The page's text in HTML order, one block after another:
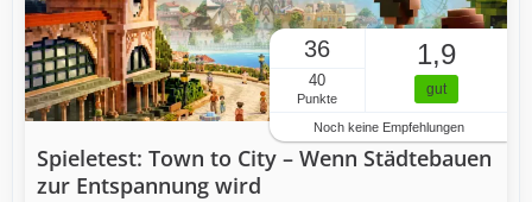
36
40
Punkte
1,9
gut
Noch keine Empfehlungen
Spieletest: Town to City – Wenn Städtebauen
zur Entspannung wird